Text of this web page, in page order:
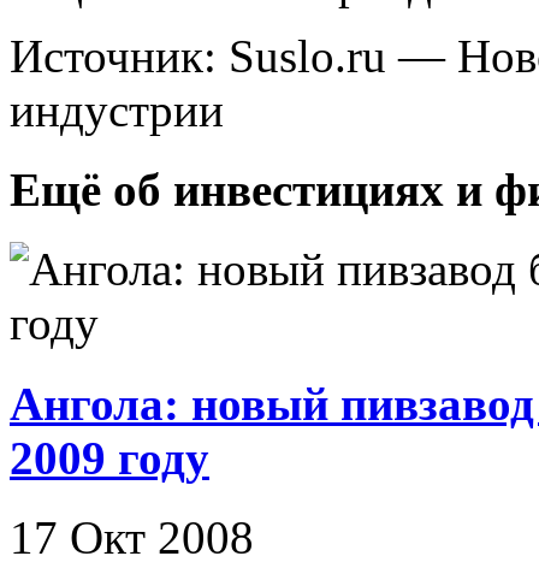
Источник: Suslo.ru —
индустрии
Ещё об инвестициях и
Ангола: новый
2009 году
17 Окт 2008